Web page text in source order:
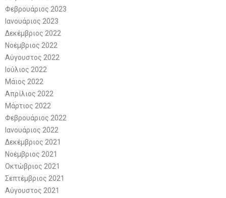
Φεβρουάριος 2023
Ιανουάριος 2023
Δεκέμβριος 2022
Νοέμβριος 2022
Αύγουστος 2022
Ιούλιος 2022
Μάιος 2022
Απρίλιος 2022
Μάρτιος 2022
Φεβρουάριος 2022
Ιανουάριος 2022
Δεκέμβριος 2021
Νοέμβριος 2021
Οκτώβριος 2021
Σεπτέμβριος 2021
Αύγουστος 2021